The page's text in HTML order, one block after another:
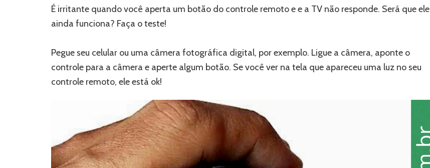
É irritante quando você aperta um botão do controle remoto e e a TV não responde. Será que ele
ainda funciona? Faça o teste!
Pegue seu celular ou uma câmera fotográfica digital, por exemplo. Ligue a câmera, aponte o
controle para a câmera e aperte algum botão. Se você ver na tela que apareceu uma luz no seu
controle remoto, ele está ok!